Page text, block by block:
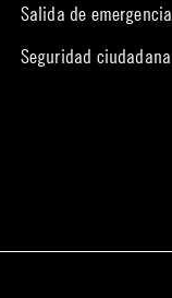
Salida de emergencia
Seguridad ciudadana